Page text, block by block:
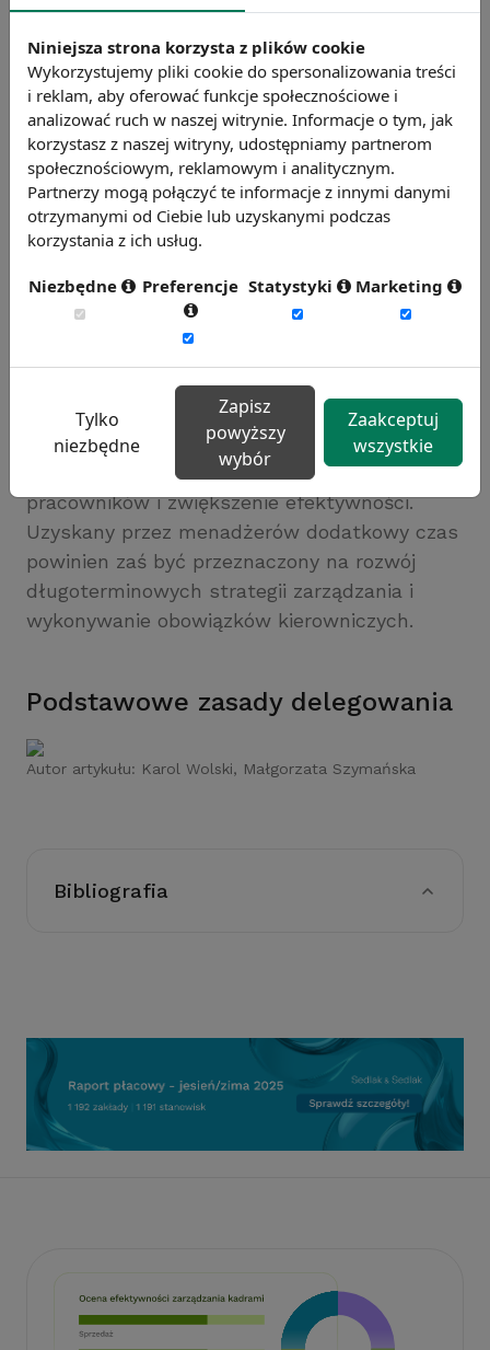
właśnie dobry kontakt z zespołem i
skuteczny podział obowiązków czyni go
niezastąpionym liderem.
Sprzeczne z zasadami zarządzania jest
również obciążanie pracowników nadmiarem
obowiązków przy równoczesnym braku
firmie zadania. W takiej sytuacji personel
czuje, że jego praca jest wykorzystywana dla
uzyskany poprzez delegowanie czas
wykorzystują w celach prywatnych.
Skuteczny podział obowiązków musi być
procesem nastawionym na rozwój
pracowników i zwiększenie efektywności.
Uzyskany przez menadżerów dodatkowy czas
powinien zaś być przeznaczony na rozwój
długoterminowych strategii zarządzania i
wykonywanie obowiązków kierowniczych.
Podstawowe zasady delegowania
Autor artykułu: Karol Wolski, Małgorzata Szymańska
Bibliografia
Niniejsza strona korzysta z plików cookie
Wykorzystujemy pliki cookie do spersonalizowania treści
i reklam, aby oferować funkcje społecznościowe i
analizować ruch w naszej witrynie. Informacje o tym, jak
korzystasz z naszej witryny, udostępniamy partnerom
społecznościowym, reklamowym i analitycznym.
Partnerzy mogą połączyć te informacje z innymi danymi
otrzymanymi od Ciebie lub uzyskanymi podczas
korzystania z ich usług.
Niezbędne Preferencje Statystyki Marketing
Tylko
niezbędne
Zapisz
powyższy
wybór
Zaakceptuj
wszystkie